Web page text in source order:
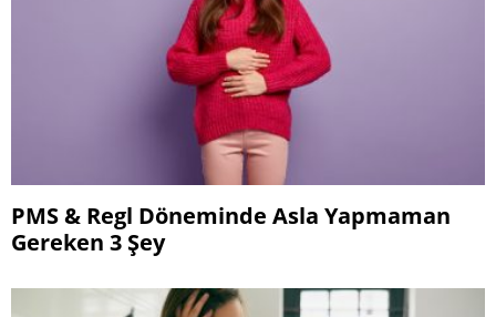
PMS & Regl Döneminde Asla Yapmaman
Gereken 3 Şey